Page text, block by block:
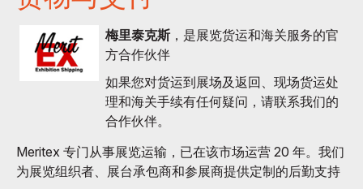
梅里泰克斯，是展览货运和海关服务的官
方合作伙伴
如果您对货运到展场及返回、现场货运处
理和海关手续有任何疑问，请联系我们的
合作伙伴。
Meritex 专门从事展览运输，已在该市场运营 20 年。我们
为展览组织者、展台承包商和参展商提供定制的后勤支持